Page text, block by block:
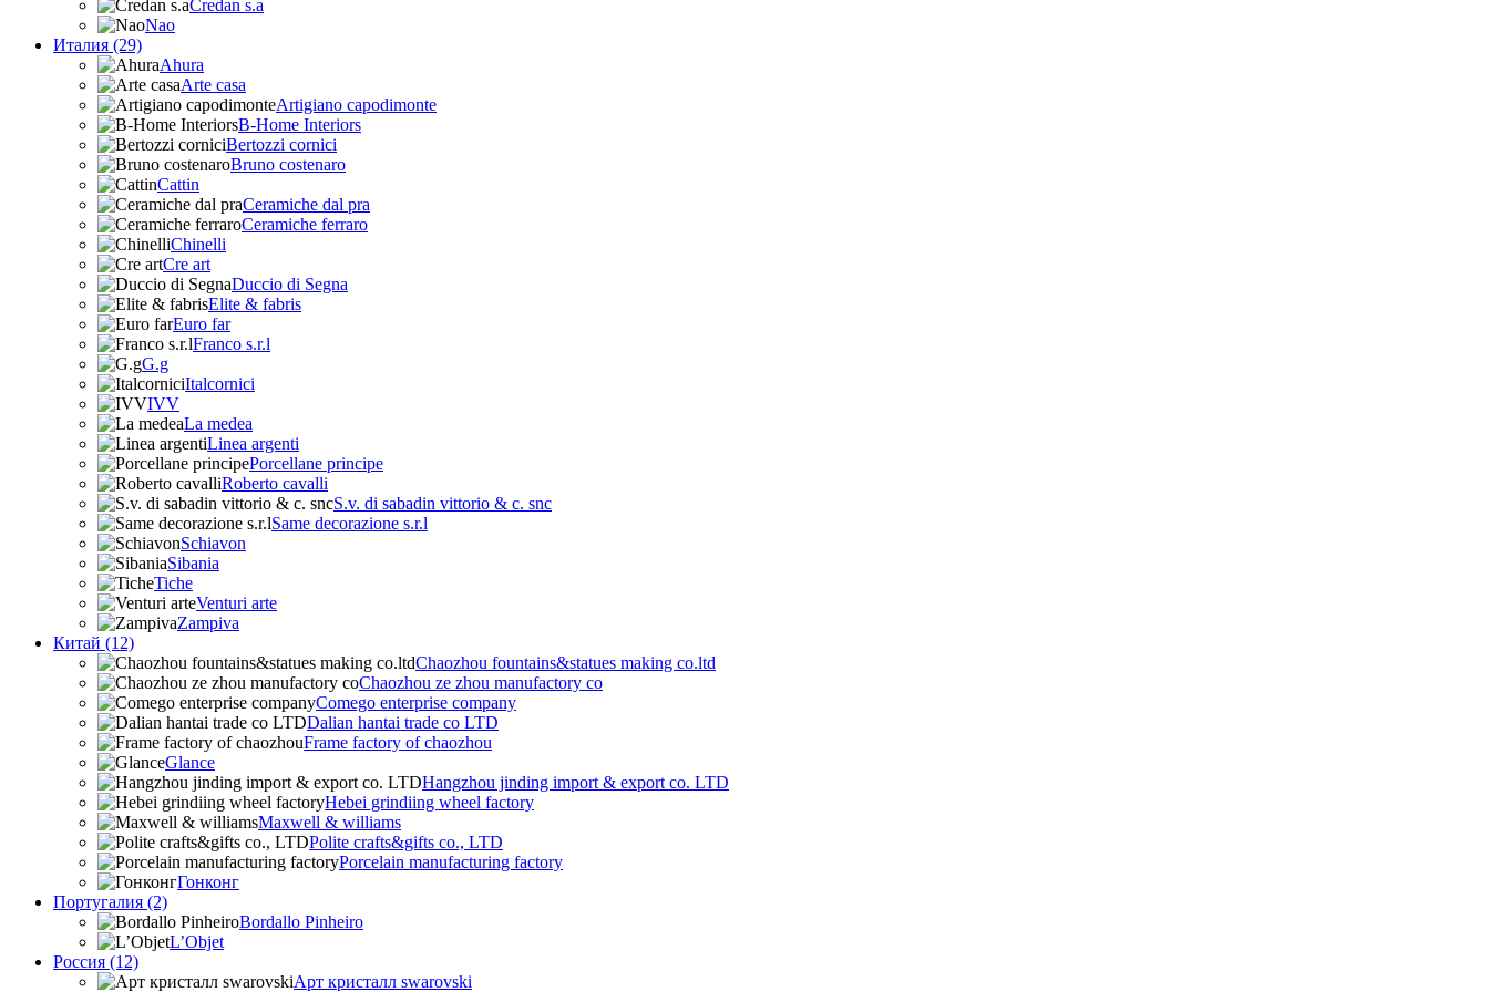
Credan s.a
Nao
Италия (29)
Ahura
Arte casa
Artigiano capodimonte
B-Home Interiors
Bertozzi cornici
Bruno costenaro
Cattin
Ceramiche dal pra
Ceramiche ferraro
Chinelli
Cre art
Duccio di Segna
Elite & fabris
Euro far
Franco s.r.l
G.g
Italcornici
IVV
La medea
Linea argenti
Porcellane principe
Roberto cavalli
S.v. di sabadin vittorio & c. snc
Same decorazione s.r.l
Schiavon
Sibania
Tiche
Venturi arte
Zampiva
Китай (12)
Chaozhou fountains&statues making co.ltd
Chaozhou ze zhou manufactory co
Comego enterprise company
Dalian hantai trade co LTD
Frame factory of chaozhou
Glance
Hangzhou jinding import & export co. LTD
Hebei grindiing wheel factory
Maxwell & williams
Polite crafts&gifts co., LTD
Porcelain manufacturing factory
Гонконг
Португалия (2)
Bordallo Pinheiro
L’Objet
Россия (12)
Арт кристалл swarovski